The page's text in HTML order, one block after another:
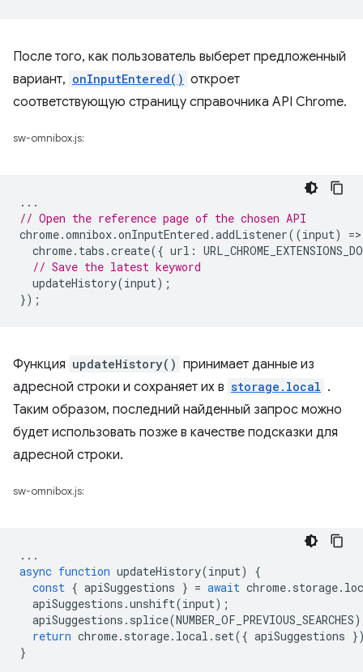
После того, как пользователь выберет предложенный
вариант, onInputEntered() откроет
соответствующую страницу справочника API Chrome.
sw-omnibox.js:
...
// Open the reference page of the chosen API
chrome.omnibox.onInputEntered .addListener((input) =>
chrome. tabs .create({ url :
// Save the latest keyword
updateHistory(input);
});
Функция updateHistory() принимает данные из
адресной строки и сохраняет их в storage.local .
Таким образом, последний найденный запрос можно
будет использовать позже в качестве подсказки для
адресной строки.
sw-omnibox.js:
...
async function updateHistory(input)
{
const { apiSuggestions } = await chrome. storage.
apiSuggestions .unshift(input);
apiSuggestions . splice(NUMBER_OF_PREVIOUS_SEARCHES
return chrome. storage. local . set({ apiSuggestions
}